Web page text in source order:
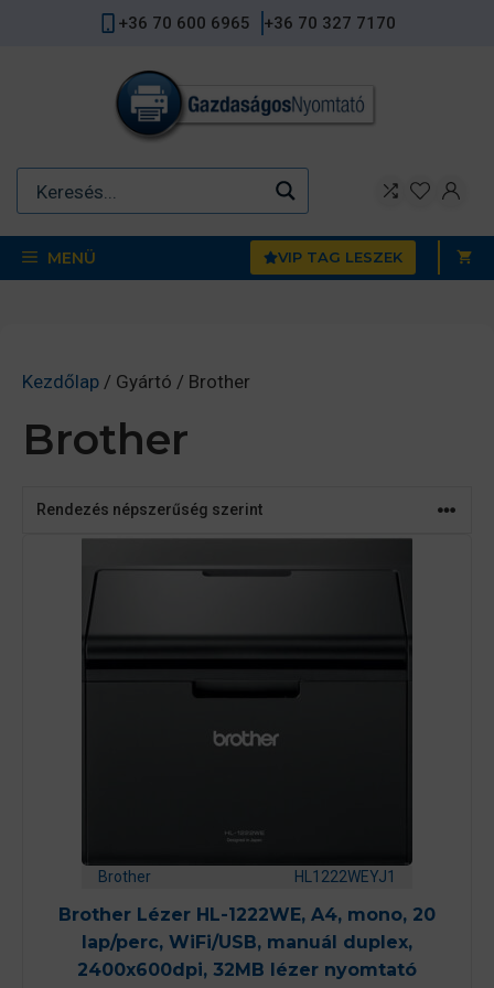
+36 70 600 6965 +36 70 327 7170
MENÜ VIP TAG LESZEK
Kezdőlap / Gyártó / Brother
Brother
Brother HL1222WEYJ1
Brother Lézer HL-1222WE, A4, mono, 20
lap/perc, WiFi/USB, manuál duplex,
2400x600dpi, 32MB lézer nyomtató